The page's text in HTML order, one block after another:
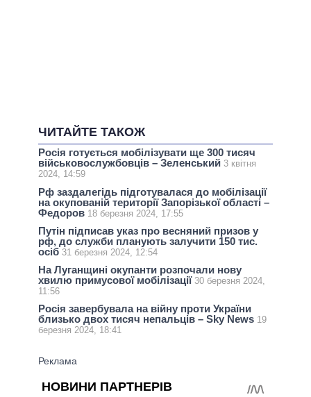
ЧИТАЙТЕ ТАКОЖ
Росія готується мобілізувати ще 300 тисяч
військовослужбовців – Зеленський 3 квітня
2024, 14:59
Рф заздалегідь підготувалася до мобілізації
на окупованій території Запорізької області –
Федоров 18 березня 2024, 17:55
Путін підписав указ про весняний призов у
рф, до служби планують залучити 150 тис.
осіб 31 березня 2024, 12:54
На Луганщині окупанти розпочали нову
хвилю примусової мобілізації 30 березня 2024,
11:56
Росія завербувала на війну проти України
близько двох тисяч непальців – Sky News 19
березня 2024, 18:41